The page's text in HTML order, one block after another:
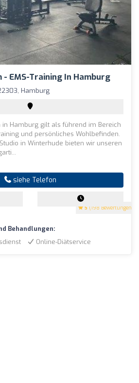
- EMS-Training In Hamburg
5 (198 Bewertungen)
Hamburg
in Hamburg gilt als führend im Bereich
und persönliches Wohlbefinden.
in Winterhude bieten wir unseren
siehe Telefon
Behandlungen:
Online-Diätservice